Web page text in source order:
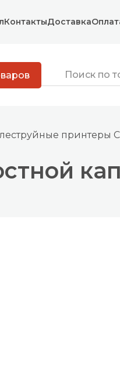
КонтактыДоставка
принтеры